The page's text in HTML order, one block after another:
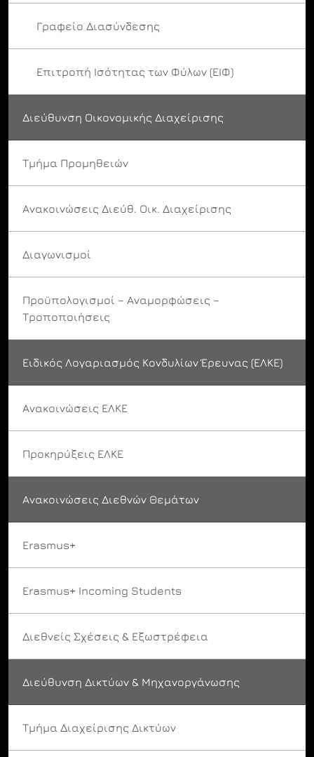
Γραφείο Διασύνδεσης
Επιτροπή Ισότητας των Φύλων (ΕΙΦ)
Διεύθυνση Οικονομικής Διαχείρισης
Τμήμα Προμηθειών
Ανακοινώσεις Διεύθ. Οικ. Διαχείρισης
Διαγωνισμοί
Προϋπολογισμοί – Αναμορφώσεις –
Τροποποιήσεις
Ειδικός Λογαριασμός Κονδυλίων Έρευνας (ΕΛΚΕ)
Ανακοινώσεις ΕΛΚΕ
Προκηρύξεις ΕΛΚΕ
Ανακοινώσεις Διεθνών Θεμάτων
Erasmus+
Erasmus+ Incoming Students
Διεθνείς Σχέσεις & Εξωστρέφεια
Διεύθυνση Δικτύων & Μηχανοργάνωσης
Τμήμα Διαχείρισης Δικτύων